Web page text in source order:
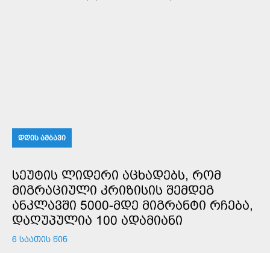
ᲓᲦᲘᲡ ᲐᲛᲑᲐᲕᲘ
ᲡᲔᲣᲢᲘᲡ ᲚᲘᲓᲔᲠᲘ ᲐᲪᲮᲐᲓᲔᲑᲡ, ᲠᲝᲛ
ᲛᲘᲒᲠᲐᲪᲘᲣᲚᲘ ᲙᲠᲘᲖᲘᲡᲘᲡ ᲨᲔᲛᲓᲔᲒ
ᲐᲜᲙᲚᲐᲕᲨᲘ 5000-ᲛᲓᲔ ᲛᲘᲒᲠᲐᲜᲢᲘ ᲠᲩᲔᲑᲐ,
ᲓᲐᲦᲣᲞᲣᲚᲘᲐ 100 ᲐᲓᲐᲛᲘᲐᲜᲘ
6 ᲡᲐᲐᲗᲘᲡ ᲬᲘᲜ